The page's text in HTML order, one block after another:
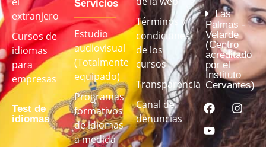
extranjero
Cursos de
idiomas
para
empresas
Test de
idiomas
Servicios
Estudio
audiovisual
(Totalmente
equipado)
Programas
formativos
de idiomas
a medida
Términos y
condiciones
de los
cursos
Transparencia
Canal de
denuncias
Las
Palmas -
Velarde
(Centro
acreditado
por el
Instituto
Cervantes)